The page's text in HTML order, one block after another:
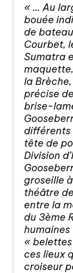
« … Au
bouée
de
Courbet,
Sumatra
la
précise
brise-
différents
tête de
Division
groseille
théâtre
entre la
du 3ème
« belettes
ces lieux
croiseur